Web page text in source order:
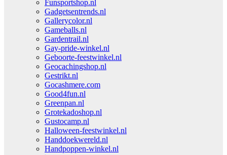
Funsportshop.nl
Gadgetsentrends.nl
Gallerycolor.nl
Gameballs.nl
Gardentrail.nl
Gay-pride-winkel.nl
Geboorte-feestwinkel.nl
Geocachingshop.nl
Gestrikt.nl
Gocashmere.com
Good4fun.nl
Greenpan.nl
Grotekadoshop.nl
Gustocamp.nl
Halloween-feestwinkel.nl
Handdoekwereld.nl
Handpoppen-winkel.nl